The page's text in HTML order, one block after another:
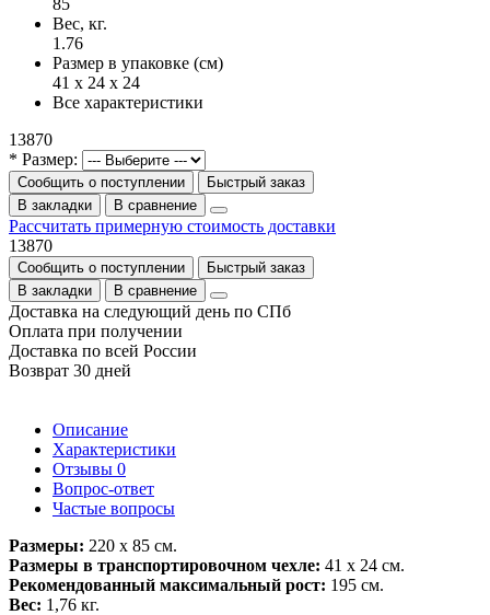
Вес, кг.
1.76
Размер в упаковке (см)
41 x 24 x 24
Все характеристики
13870
* Размер:
Сообщить о поступлении
Быстрый заказ
В закладки
В сравнение
Рассчитать примерную стоимость доставки
13870
Сообщить о поступлении
Быстрый заказ
В закладки
В сравнение
Доставка на следующий день по СПб
Оплата при получении
Доставка по всей России
Возврат 30 дней
Описание
Характеристики
Отзывы 0
Вопрос-ответ
Частые вопросы
Размеры: 220 х 85 см.
Размеры в транспортировочном чехле: 41 x 24 см.
Рекомендованный максимальный рост: 195 см.
Вес: 1,76 кг.